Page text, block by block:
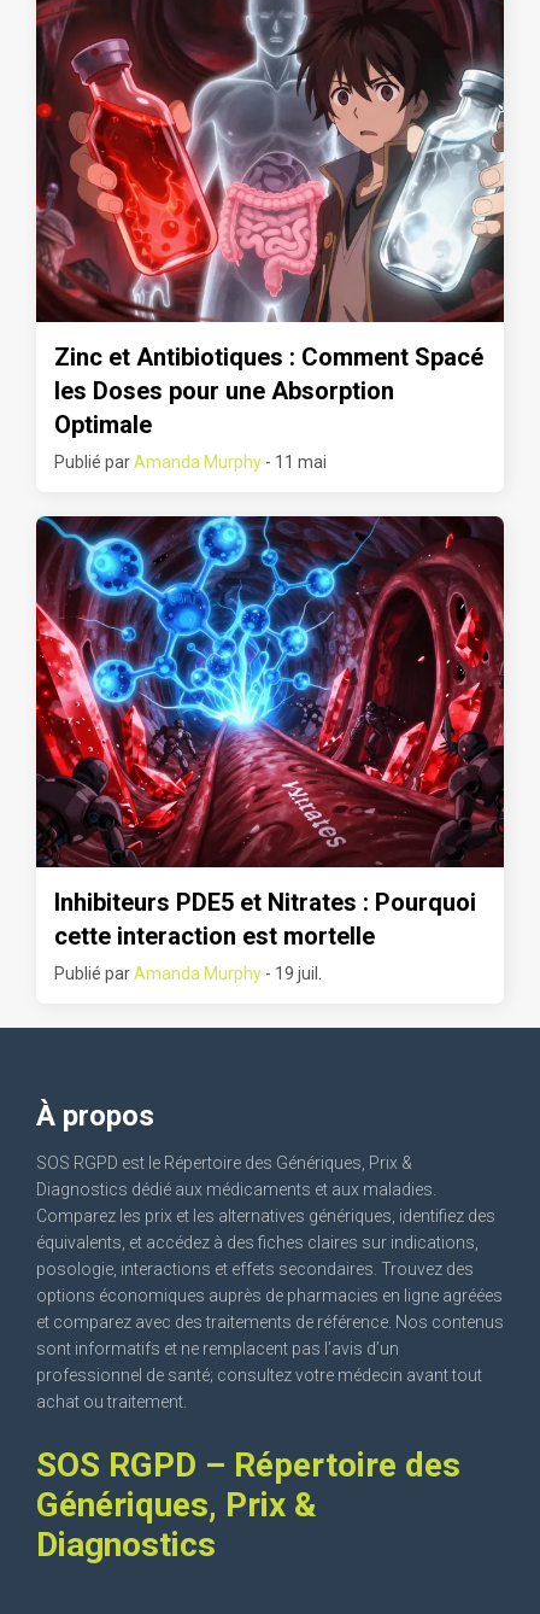
Zinc et Antibiotiques : Comment Spacé
les Doses pour une Absorption
Optimale
Publié parAmanda Murphy - 11 mai
Inhibiteurs PDE5 et Nitrates : Pourquoi
cette interaction est mortelle
Publié parAmanda Murphy - 19 juil.
À propos
SOS RGPD est le Répertoire des Génériques, Prix &
Diagnostics dédié aux médicaments et aux maladies.
Comparez les prix et les alternatives génériques, identifiez des
équivalents, et accédez à des fiches claires sur indications,
posologie, interactions et effets secondaires. Trouvez des
options économiques auprès de pharmacies en ligne agréées
et comparez avec des traitements de référence. Nos contenus
sont informatifs et ne remplacent pas l’avis d’un
professionnel de santé; consultez votre médecin avant tout
achat ou traitement.
SOS RGPD – Répertoire des
Génériques, Prix &
Diagnostics